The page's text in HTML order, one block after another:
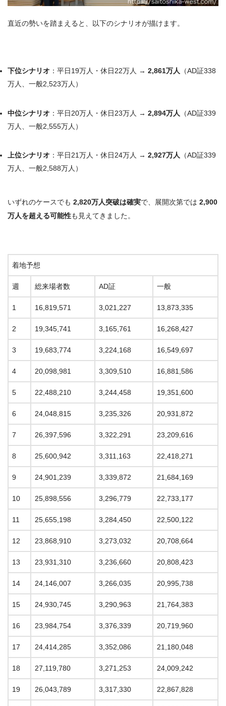
直近の勢いを踏まえると、以下のシナリオが描けます。
下位シナリオ ：平日19万人・休日22万人 → 2,861万人 （AD証338
万人、一般2,523万人）
中位シナリオ ：平日20万人・休日23万人 → 2,894万人
（AD証339
万人、一般2,555万人）
上位シナリオ ：平日21万人・休日24万人 → 2,927万人 （AD証339
万人、一般2,588万人）
いずれのケースでも 2,820万人突破は確実で、展開次第では 2,900
万人を超える可能性も見えてきました。
着地予想
週 総来場者数 AD証 一般
1 16,819,571 3,021,227 13,873,335
2 19,345,741 3,165,761 16,268,427
3 19,683,774 3,224,168 16,549,697
4 20,098,981 3,309,510 16,881,586
5 22,488,210 3,244,458 19,351,600
6 24,048,815 3,235,326 20,931,872
7 26,397,596 3,322,291 23,209,616
8 25,600,942 3,311,163 22,418,271
9 24,901,239 3,339,872 21,684,169
10 25,898,556 3,296,779 22,733,177
11 25,655,198 3,284,450 22,500,122
12 23,868,910 3,273,032 20,708,664
13 23,931,310 3,236,660 20,808,423
14 24,146,007 3,266,035 20,995,738
15 24,930,745 3,290,963 21,764,383
16 23,984,754 3,376,339 20,719,960
17 24,414,285 3,352,086 21,180,048
18 27,119,780 3,271,253 24,009,242
19 26,043,789 3,317,330 22,867,828